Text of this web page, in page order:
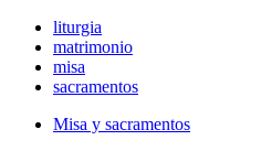
liturgia
matrimonio
misa
sacramentos
Misa y sacramentos